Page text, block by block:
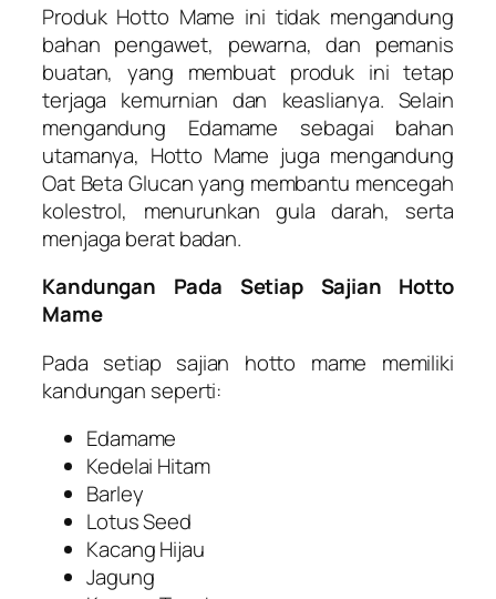
Produk Hotto Mame ini tidak mengandung
bahan pengawet, pewarna, dan pemanis
buatan, yang membuat produk ini tetap
terjaga kemurnian dan keaslianya. Selain
mengandung Edamame sebagai bahan
utamanya, Hotto Mame juga mengandung
Oat Beta Glucan yang membantu mencegah
kolestrol, menurunkan gula darah, serta
menjaga berat badan.
Kandungan Pada Setiap Sajian Hotto
Mame
Pada setiap sajian hotto mame memiliki
kandungan seperti:
Edamame
Kedelai Hitam
Barley
Lotus Seed
Kacang Hijau
Jagung